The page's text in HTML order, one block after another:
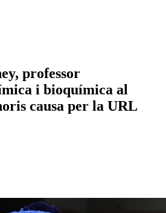
professor
i bioquímica al
causa per la URL